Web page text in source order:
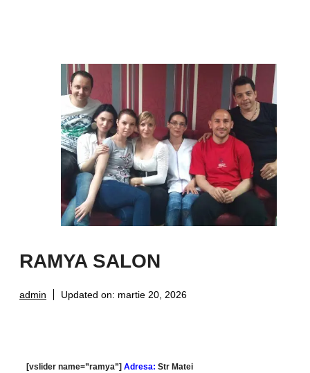
RAMYA SALON
admin Updated on: martie 20, 2026
[vslider name=”ramya”] Adresa: Str Matei